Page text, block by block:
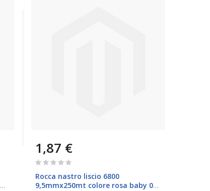
1,87 €
Rating:
Rocca nastro liscio 6800
9,5mmx250mt colore rosa baby 05